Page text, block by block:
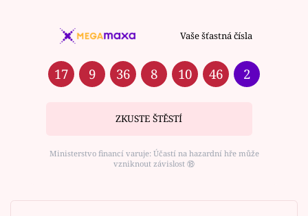
Vaše šťastná čísla
17 9 36 8 10 46 2
ZKUSTE ŠTĚSTÍ
Ministerstvo financí varuje: Účastí na hazardní hře může
vzniknout závislost ⑱